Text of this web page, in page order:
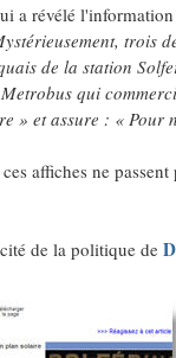
a révélé
trois
de la station
qui
» et assure : «
affiches ne
de la politique de